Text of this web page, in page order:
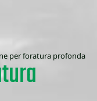
per foratura profonda